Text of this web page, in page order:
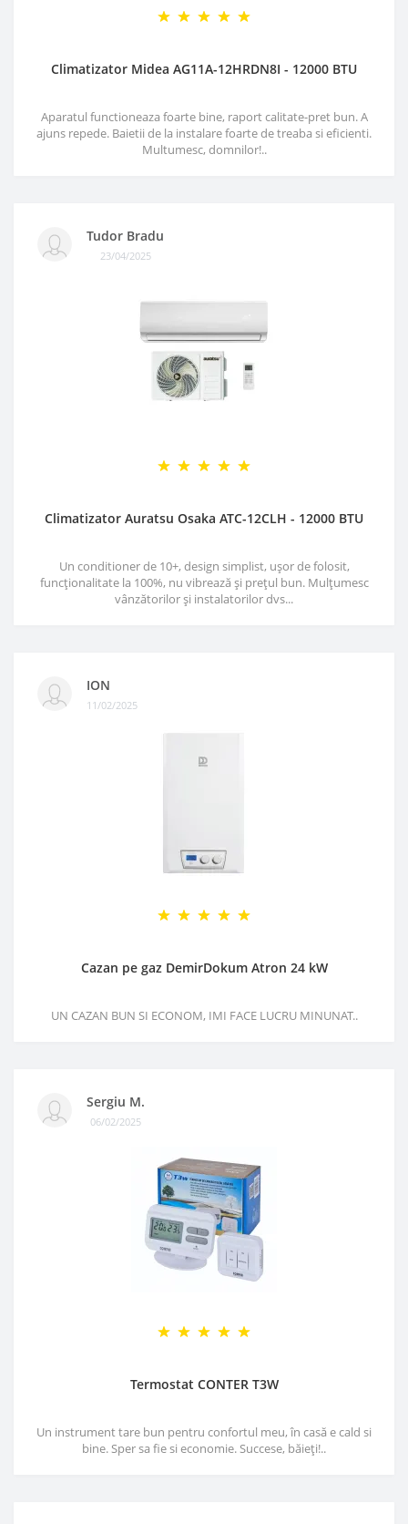
Climatizator Midea AG11A-12HRDN8I - 12000 BTU
Aparatul functioneaza foarte bine, raport calitate-pret bun. A
ajuns repede. Baietii de la instalare foarte de treaba si eficienti.
Multumesc, domnilor!..
Tudor Bradu
23/04/2025
Climatizator Auratsu Osaka ATC-12CLH - 12000 BTU
Un conditioner de 10+, design simplist, ușor de folosit,
funcționalitate la 100%, nu vibrează și prețul bun. Mulțumesc
vânzătorilor și instalatorilor dvs...
ION
11/02/2025
Cazan pe gaz DemirDokum Atron 24 kW
UN CAZAN BUN SI ECONOM, IMI FACE LUCRU MINUNAT..
Sergiu M.
06/02/2025
Termostat CONTER T3W
Un instrument tare bun pentru confortul meu, în casă e cald si
bine. Sper sa fie si economie. Succese, băieți!..